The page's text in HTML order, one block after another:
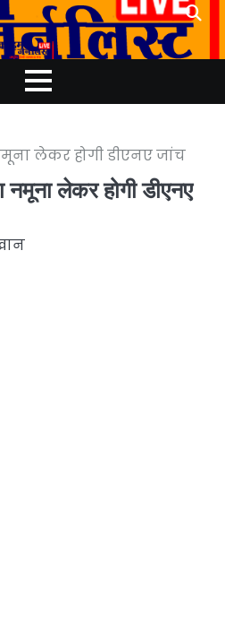
लेकर होगी डीएनए जांच
नमूना लेकर होगी डीएनए